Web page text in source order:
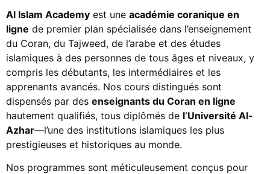
Al Islam Academy est une académie coranique en
ligne de premier plan spécialisée dans l’enseignement
du Coran, du Tajweed, de l’arabe et des études
islamiques à des personnes de tous âges et niveaux, y
compris les débutants, les intermédiaires et les
apprenants avancés. Nos cours distingués sont
dispensés par des enseignants du Coran en ligne
hautement qualifiés, tous diplômés de l’Université Al-
Azhar—l’une des institutions islamiques les plus
prestigieuses et historiques au monde.
Nos programmes sont méticuleusement conçus pour